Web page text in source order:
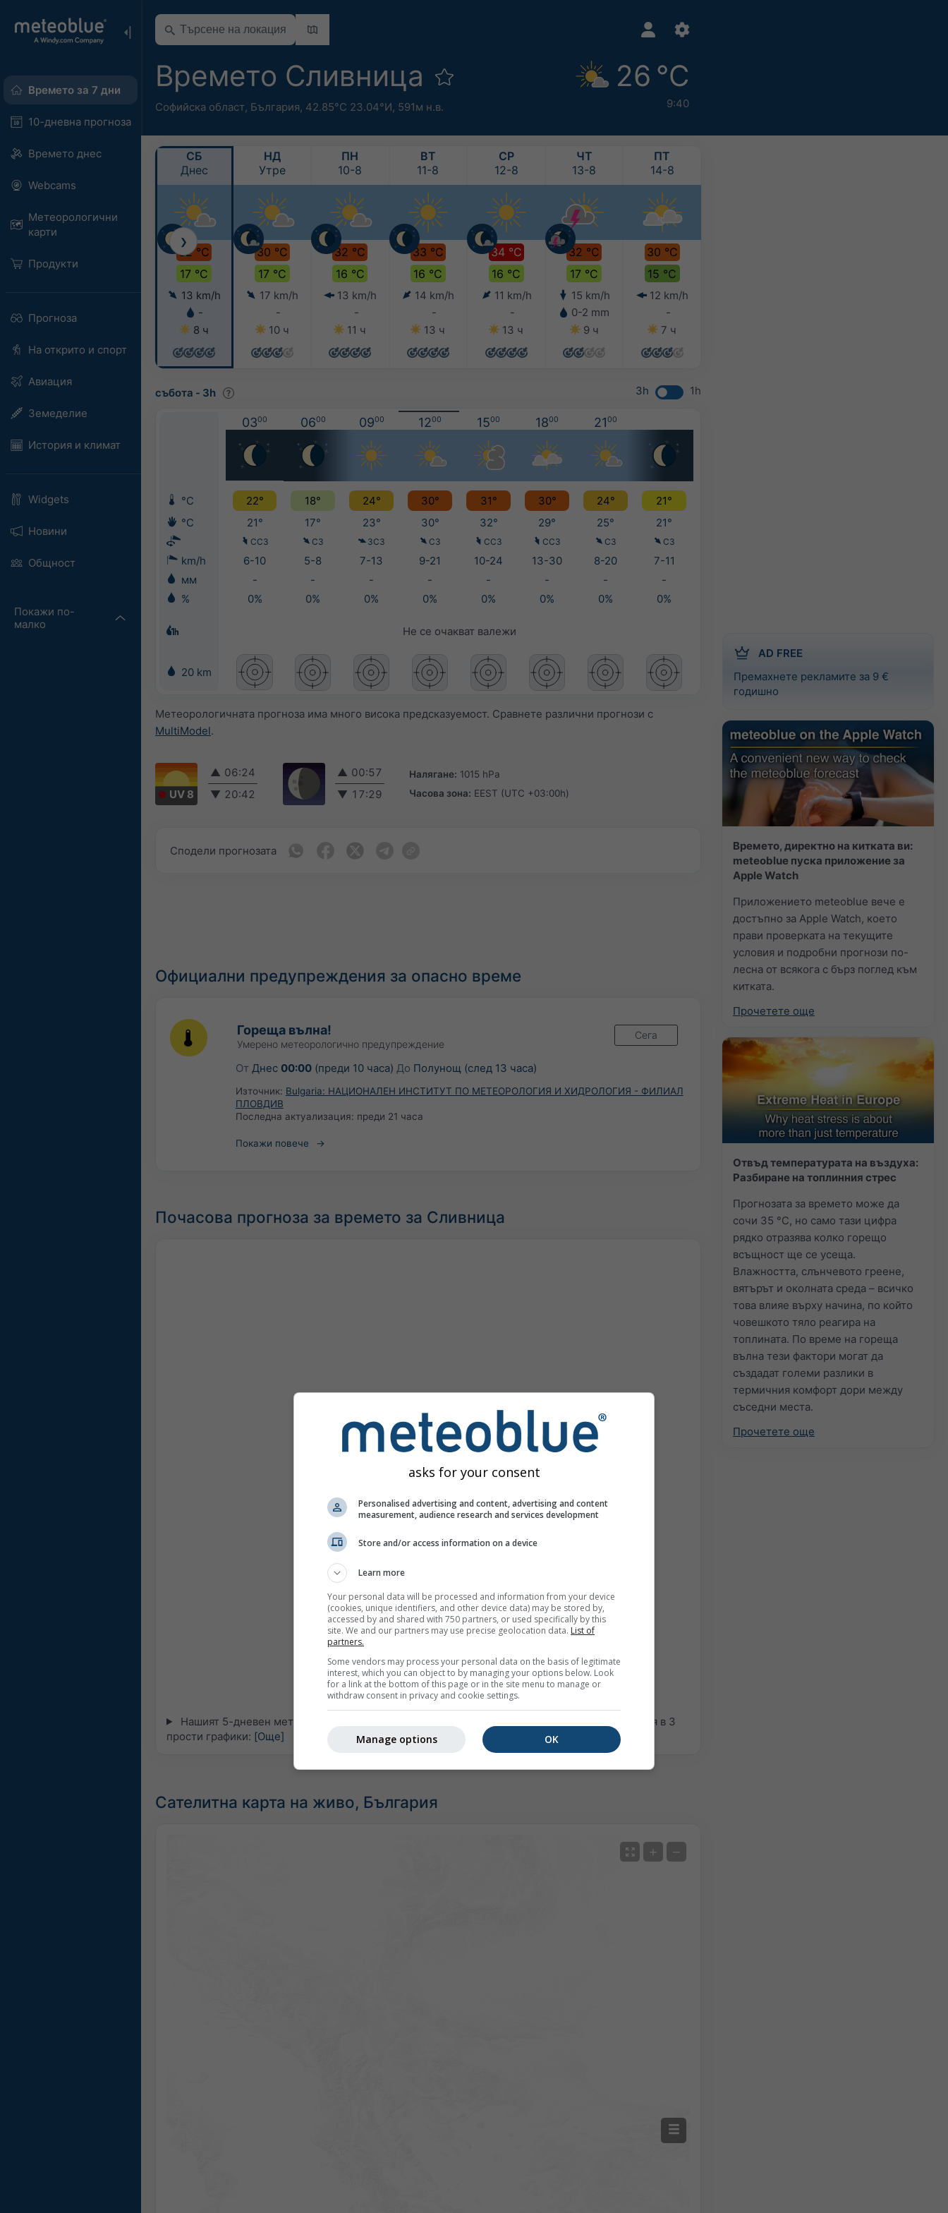
Времето за 7 дни
10-дневна прогноза
Времето днес
Webcams
Метеорологични
карти
Продукти
Прогноза
На открито и спорт
Авиация
Земеделие
История и климат
Widgets
Новини
Общност
Покажи по-
малко
Времето Сливница
Софийска област, България, 42.85°С 23.04°И, 591м н.в.
26 °C
9:40
AD FREE
Премахнете рекламите за 9 €
годишно
Времето, директно на китката ви:
meteoblue пуска приложение за
Apple Watch
Приложението meteoblue вече е
достъпно за Apple Watch, което
прави проверката на текущите
условия и подробни прогнози по-
лесна от всякога с бърз поглед към
китката.
Прочетете още
Отвъд температурата на въздуха:
Разбиране на топлинния стрес
Прогнозата за времето може да
сочи 35 °C, но само тази цифра
рядко отразява колко горещо
всъщност ще се усеща.
Влажността, слънчевото греене,
вятърът и околната среда – всичко
това влияе върху начина, по който
човешкото тяло реагира на
топлината. По време на гореща
вълна тези фактори могат да
създадат големи разлики в
термичния комфорт дори между
съседни места.
Прочетете още
СБ
Днес
32 °C
17 °C
13 km/h
-
8 ч
НД
Утре
30 °C
17 °C
17 km/h
-
10 ч
ПН
10-8
32 °C
16 °C
13 km/h
-
11 ч
ВТ
11-8
33 °C
16 °C
14 km/h
-
13 ч
СР
12-8
34 °C
16 °C
11 km/h
-
13 ч
ЧТ
13-8
32 °C
17 °C
15 km/h
0-2 mm
9 ч
ПТ
14-8
30 °C
15 °C
12 km/h
-
7 ч
❯
събота - 3h 3h 1h
0300 0600 0900 1200 1500 1800 2100
°C 22° 18° 24° 30° 31° 30° 24°
21°
°C
21° 17° 23° 30° 32° 29° 25° 21°
ССЗ СЗ ЗСЗ СЗ ССЗ ССЗ СЗ СЗ
km/h 6-10 5-8 7-13 9-21 10-24 13-30 8-20
7-11
мм
- - - - - - -
-
%
0% 0% 0% 0% 0% 0% 0% 0%
Не се очакват валежи
20 km
Метеорологичната прогноза има много висока предсказуемост. Сравнете различни прогнози с
MultiModel.
UV 8
▲ 06:24
▼ 20:42
▲ 00:57
▼ 17:29
Налягане: 1015 hPa
Часова зона: EEST (UTC +03:00h)
Сподели прогнозата
Официални предупреждения за опасно време
Гореща вълна!
Умерено метеорологично предупреждение
Сега
От Днес 00:00(преди 10 часа) До Полунощ (след 13 часа)
Източник: Bulgaria: НАЦИОНАЛЕН ИНСТИТУТ ПО МЕТЕОРОЛОГИЯ И ХИДРОЛОГИЯ - ФИЛИАЛ
ПЛОВДИВ
Последна актуализация: преди 21 часа
Покажи повече
Почасова прогноза за времето за Сливница
Нашият 5-дневен метеограм за Сливница предоставя цялата метеорологична информация в 3
прости графики: [Още]
Сателитна карта на живо, България
+ −
asks for your consent
Personalised advertising and content, advertising and content
measurement, audience research and services development
Store and/or access information on a device
Learn more
Your personal data will be processed and information from your device
(cookies, unique identifiers, and other device data) may be stored by,
accessed by and shared with 750 partners, or used specifically by this
site. We and our partners may use precise geolocation data. List of
partners.
Some vendors may process your personal data on the basis of legitimate
interest, which you can object to by managing your options below. Look
for a link at the bottom of this page or in the site menu to manage or
withdraw consent in privacy and cookie settings.
OK
Manage options